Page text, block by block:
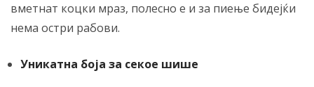
вметнат коцки мраз, полесно е и за пиење бидејќи
нема остри рабови.
Уникатна боја за секое шише